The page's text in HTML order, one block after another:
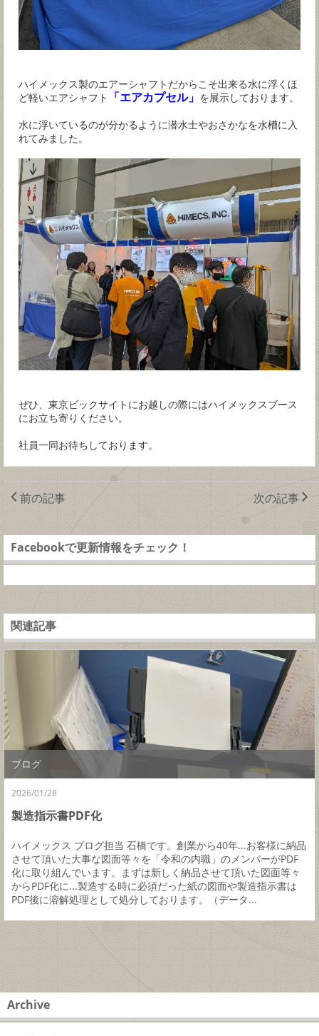
ハイメックス製のエアーシャフトだからこそ出来る水に浮くほ
ど軽いエアシャフト
「エアカプセル」 を展示しております。
水に浮いているのが分かるように潜水士やおさかなを水槽に入
れてみました。
ぜひ、東京ビックサイトにお越しの際にはハイメックスブース
にお立ち寄りください。
社員一同お待ちしております。
前の記事 次の記事
Facebookで更新情報をチェック！
関連記事
ブログ
2026/01/28
製造指示書PDF化
ハイメックス ブログ担当 石橋です。創業から40年...お客様に納品
させて頂いた大事な図面等々を「令和の内職」のメンバーがPDF
化に取り組んでいます。まずは新しく納品させて頂いた図面等々
からPDF化に...製造する時に必須だった紙の図面や製造指示書は
PDF後に溶解処理として処分しております。（データ...
Archive